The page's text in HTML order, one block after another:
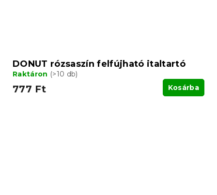
DONUT rózsaszín felfújható italtartó
Raktáron (>10 db)
777 Ft Kosárba